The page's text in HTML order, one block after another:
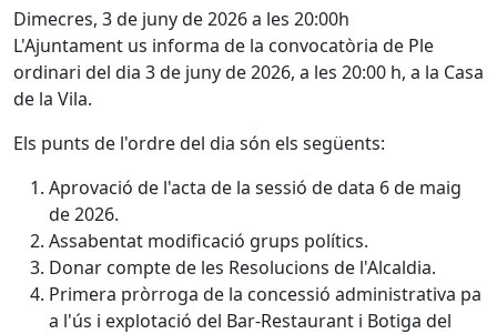
Dimecres, 3 de juny de 2026 a les 20:00h
L'Ajuntament us informa de la convocatòria de Ple
ordinari del dia 3 de juny de 2026, a les 20:00 h, a la Casa
de la Vila.
Els punts de l'ordre del dia són els següents:
Aprovació de l'acta de la sessió de data 6 de maig
de 2026.
Assabentat modificació grups polítics.
Donar compte de les Resolucions de l'Alcaldia.
Primera pròrroga de la concessió administrativa pa
a l'ús i explotació del Bar-Restaurant i Botiga del